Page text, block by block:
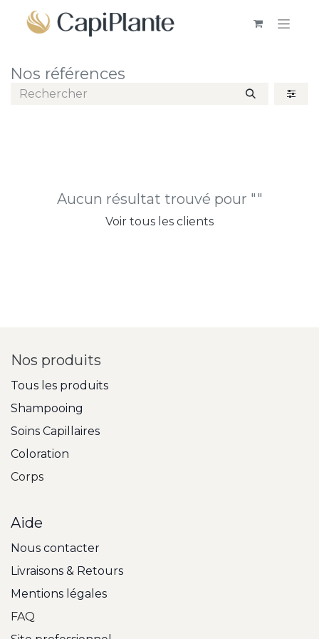
Nos références
Aucun résultat trouvé pour ""
Voir tous les clients
Nos produits
Tous les produits
Shampooing
Soins Capillaires
Coloration
Corps
Aide
Nous contacter
Livraisons & Retours
Mentions légales
FAQ